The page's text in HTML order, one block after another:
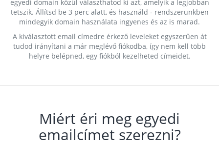
egyedi domain közül választhatod ki azt, amelyik a legjobban
tetszik. Állítsd be 3 perc alatt, és használd - rendszerünkben
mindegyik domain használata ingyenes és az is marad.
A kiválasztott email címedre érkező leveleket egyszerűen át
tudod irányítani a már meglévő fiókodba, így nem kell több
helyre belépned, egy fiókból kezelheted címeidet.
Miért éri meg egyedi
emailcímet szerezni?